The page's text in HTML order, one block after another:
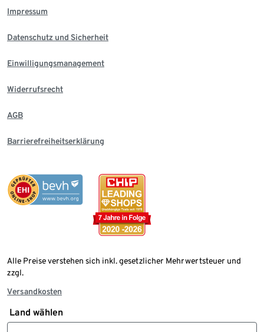
Impressum
Datenschutz und Sicherheit
Einwilligungsmanagement
Widerrufsrecht
AGB
Barrierefreiheitserklärung
Alle Preise verstehen sich inkl. gesetzlicher Mehrwertsteuer und
zzgl.
Versandkosten
Land wählen